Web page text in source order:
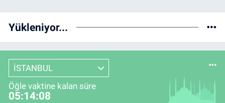
Yükleniyor...
İSTANBUL
Öğle vaktine kalan süre
05:14:08